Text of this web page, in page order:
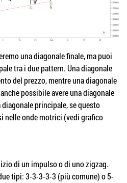
una diagonale finale, ma puoi
tra i due pattern. Una diagonale
del prezzo, mentre una diagonale
possibile avere una diagonale
principale, se questo
nelle onde motrici (vedi grafico
di un impulso o di uno zigzag.
tipi: 3-3-3-3-3 (più comune) o 5-